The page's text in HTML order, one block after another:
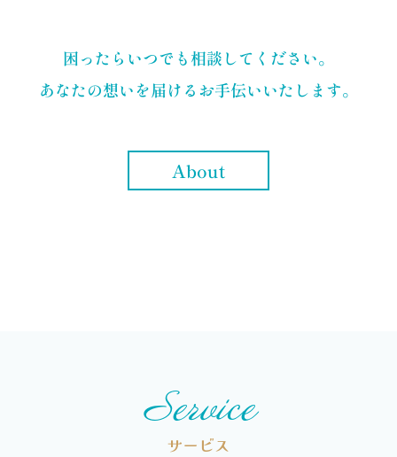
困ったらいつでも相談してください。
あなたの想いを届けるお手伝いいたします。
About
Service
サービス